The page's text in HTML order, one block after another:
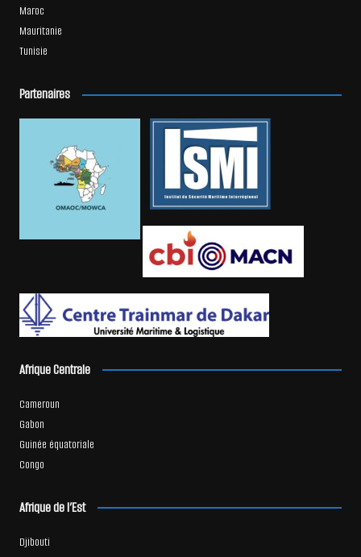
Maroc
Mauritanie
Tunisie
Partenaires
Afrique Centrale
Cameroun
Gabon
Guinée équatoriale
Congo
Afrique de l’Est
Djibouti